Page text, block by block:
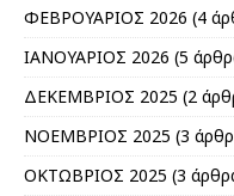
ΦΕΒΡΟΥΑΡΙΟΣ 2026 (4
ΙΑΝΟΥΑΡΙΟΣ 2026 (5
ΔΕΚΕΜΒΡΙΟΣ 2025 (2
ΝΟΕΜΒΡΙΟΣ 2025 (3
ΟΚΤΩΒΡΙΟΣ 2025 (3